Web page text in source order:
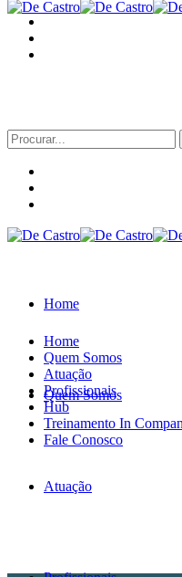
Procurar
por:
Home
Quem Somos
Atuação
Home
Quem Somos
Atuação
Profissionais
Hub
Treinamento In
Fale Conosco